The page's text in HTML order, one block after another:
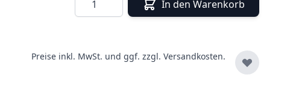
In den Warenkorb
Preise inkl. MwSt. und ggf. zzgl. Versandkosten.